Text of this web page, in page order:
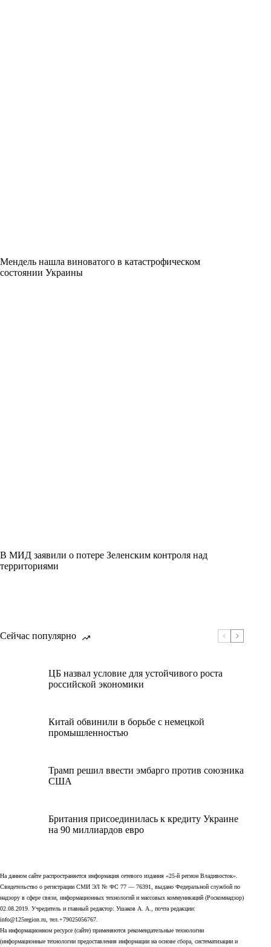
Мендель нашла виноватого в катастрофическом
состоянии Украины
В МИД заявили о потере Зеленским контроля над
территориями
Сейчас популярно
ЦБ назвал условие для устойчивого роста
российской экономики
Китай обвинили в борьбе с немецкой
промышленностью
Трамп решил ввести эмбарго против союзника
США
Британия присоединилась к кредиту Украине
на 90 миллиардов евро
На данном сайте распространяется информация сетевого издания «25-й регион Владивосток».
Свидетельство о регистрации СМИ ЭЛ № ФС 77 — 76391, выдано Федеральной службой по
надзору в сфере связи, информационных технологий и массовых коммуникаций (Роскомнадзор)
02.08.2019. Учредитель и главный редактор: Ушаков А. А., почта редакции:
info@125region.ru, тел.+79025056767.
На информационном ресурсе (сайте) применяются рекомендательные технологии
(информационные технологии предоставления информации на основе сбора, систематизации и